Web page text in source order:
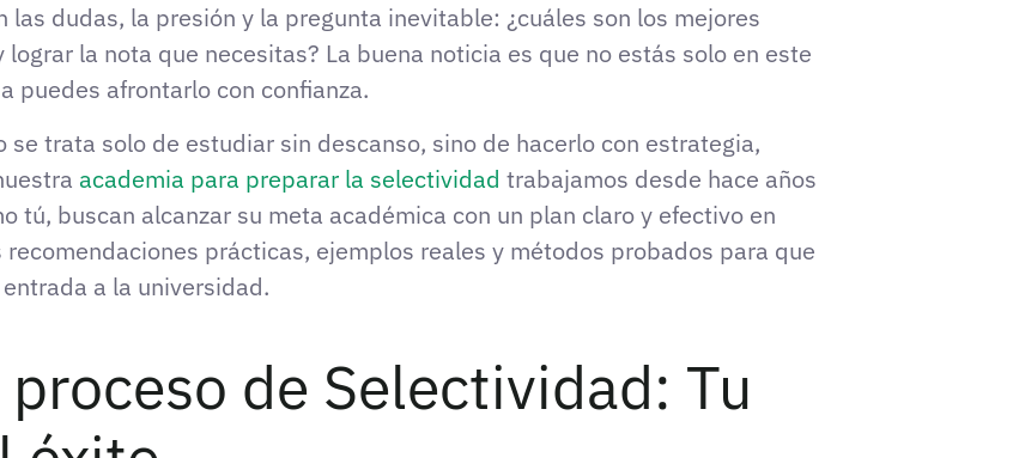
las dudas, la presión y la pregunta inevitable: ¿cuáles son los mejores
lograr la nota que necesitas? La buena noticia es que no estás solo en este
puedes afrontarlo con confianza.
trata solo de estudiar sin descanso, sino de hacerlo con estrategia,
academia para preparar la selectividad trabajamos desde hace años
tú, buscan alcanzar su meta académica con un plan claro y efectivo en
prácticas, ejemplos reales y métodos probados para que
a la universidad.
de Selectividad: Tu